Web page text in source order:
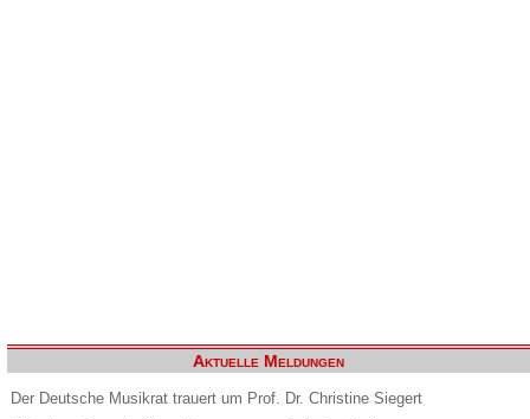
Aktuelle Meldungen
Der Deutsche Musikrat trauert um Prof. Dr. Christine Siegert